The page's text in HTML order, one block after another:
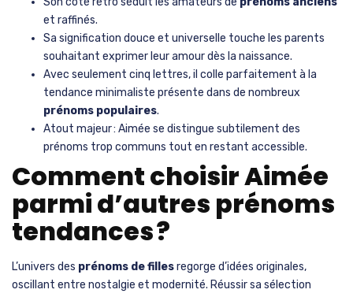
et raffinés.
Sa signification douce et universelle touche les parents
souhaitant exprimer leur amour dès la naissance.
Avec seulement cinq lettres, il colle parfaitement à la
tendance minimaliste présente dans de nombreux
prénoms populaires.
Atout majeur : Aimée se distingue subtilement des
prénoms trop communs tout en restant accessible.
Comment choisir Aimée
parmi d’autres prénoms
tendances ?
L’univers des prénoms de fillesregorge d’idées originales,
oscillant entre nostalgie et modernité. Réussir sa sélection